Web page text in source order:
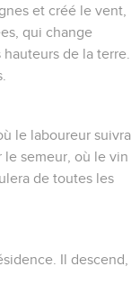
et créé le vent,
qui change
de la terre.
le laboureur suivra
le semeur, où le vin
de toutes les
Il descend,